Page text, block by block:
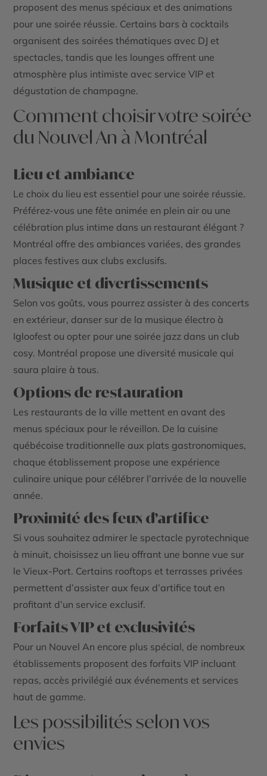
proposent des menus spéciaux et des animations
pour une soirée réussie. Certains bars à cocktails
organisent des soirées thématiques avec DJ et
spectacles, tandis que les lounges offrent une
atmosphère plus intimiste avec service VIP et
dégustation de champagne.
Comment choisir votre soirée
du Nouvel An à Montréal
Lieu et ambiance
Le choix du lieu est essentiel pour une soirée réussie.
Préférez-vous une fête animée en plein air ou une
célébration plus intime dans un restaurant élégant ?
Montréal offre des ambiances variées, des grandes
places festives aux clubs exclusifs.
Musique et divertissements
Selon vos goûts, vous pourrez assister à des concerts
en extérieur, danser sur de la musique électro à
Igloofest ou opter pour une soirée jazz dans un club
cosy. Montréal propose une diversité musicale qui
saura plaire à tous.
Options de restauration
Les restaurants de la ville mettent en avant des
menus spéciaux pour le réveillon. De la cuisine
québécoise traditionnelle aux plats gastronomiques,
chaque établissement propose une expérience
culinaire unique pour célébrer l’arrivée de la nouvelle
année.
Proximité des feux d’artifice
Si vous souhaitez admirer le spectacle pyrotechnique
à minuit, choisissez un lieu offrant une bonne vue sur
le Vieux-Port. Certains rooftops et terrasses privées
permettent d’assister aux feux d’artifice tout en
profitant d’un service exclusif.
Forfaits VIP et exclusivités
Pour un Nouvel An encore plus spécial, de nombreux
établissements proposent des forfaits VIP incluant
repas, accès privilégié aux événements et services
haut de gamme.
Les possibilités selon vos
envies